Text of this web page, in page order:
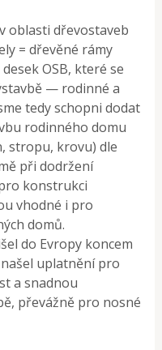
oblasti dřevostaveb
= dřevěné rámy
OSB, které se
— rodinné a
tedy schopni dodat
rodinného domu
stropu, krovu) dle
při dodržení
konstrukci
vhodné i pro
domů.
do Evropy koncem
našel uplatnění pro
a snadnou
převážně pro nosné